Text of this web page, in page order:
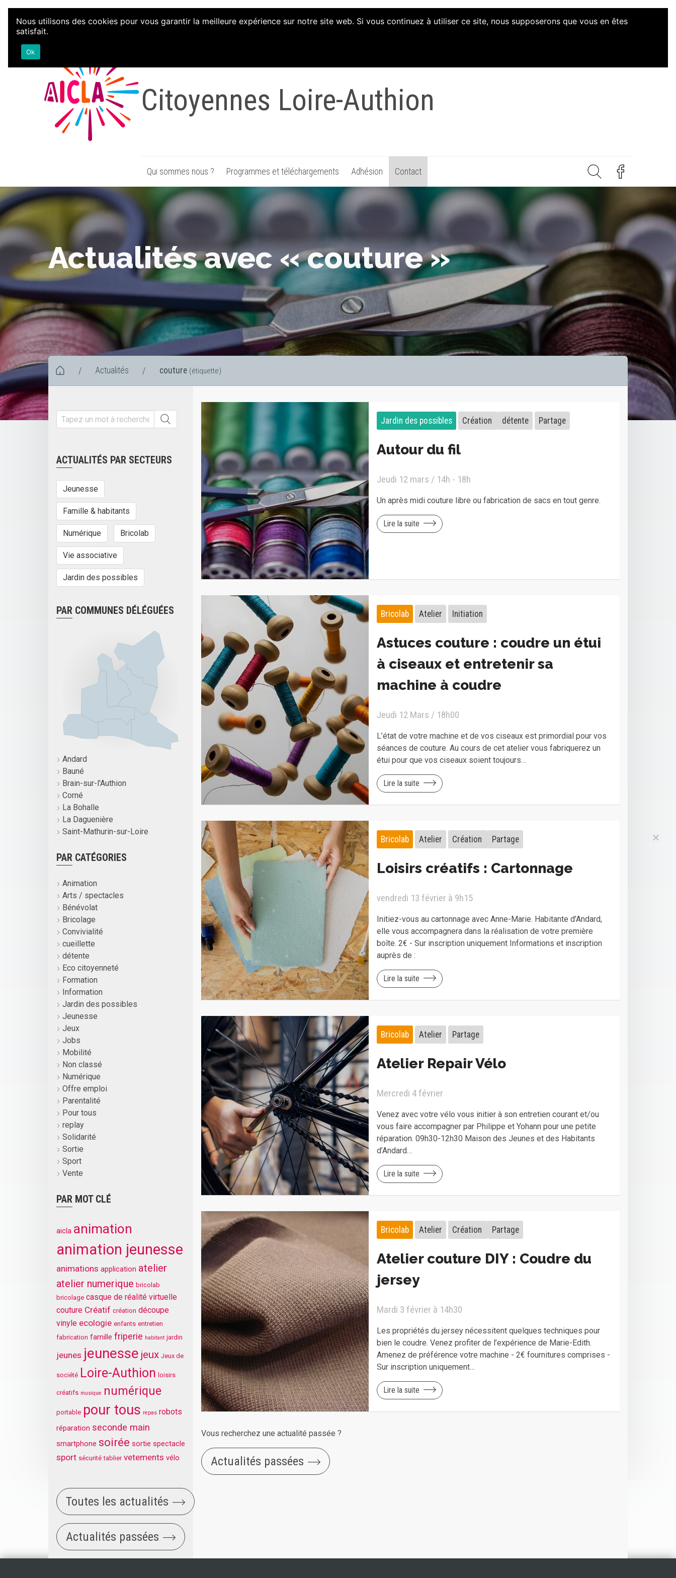
Aller au contenu
Citoyennes Loire-Authion
Qui sommes nous ? Programmes et téléchargements Adhésion Contact
Actualités avec « couture »
/ Actualités / couture (étiquette)
ACTUALITÉS PAR SECTEURS
Jeunesse
Famille & habitants
Numérique Bricolab
Vie associative
Jardin des possibles
PAR COMMUNES DÉLÉGUÉES
Andard
Bauné
Brain-sur-l'Authion
Corné
La Bohalle
La Daguenière
Saint-Mathurin-sur-Loire
PAR CATÉGORIES
Animation
Arts / spectacles
Bénévolat
Bricolage
Convivialité
cueillette
détente
Eco citoyenneté
Formation
Information
Jardin des possibles
Jeunesse
Jeux
Jobs
Mobilité
Non classé
Numérique
Offre emploi
Parentalité
Pour tous
replay
Solidarité
Sortie
Sport
Vente
PAR MOT CLÉ
aicla animation
animation jeunesse
animations application atelier
atelier numerique bricolab
bricolage casque de réalité virtuelle
couture Créatif création découpe
vinyle ecologie enfants entretien
fabrication famille friperie habitant jardin
jeunes jeunesse jeux Jeux de
société Loire-Authion loisirs
créatifs musique numérique
portable pour tous repas robots
réparation seconde main
smartphone soirée sortie spectacle
sport sécurité tablier vetements vélo
Toutes les actualités
Actualités passées
Jardin des possibles Création détente Partage
Autour du fil
Jeudi 12 mars / 14h - 18h
Un après midi couture libre ou fabrication de sacs en tout genre.
Lire la suite
Bricolab Atelier Initiation
Astuces couture : coudre un étui
à ciseaux et entretenir sa
machine à coudre
Jeudi 12 Mars / 18h00
L’état de votre machine et de vos ciseaux est primordial pour vos
séances de couture. Au cours de cet atelier vous fabriquerez un
étui pour que vos ciseaux soient toujours…
Lire la suite
Bricolab Atelier Création Partage
Loisirs créatifs : Cartonnage
vendredi 13 février à 9h15
Initiez-vous au cartonnage avec Anne-Marie. Habitante d’Andard,
elle vous accompagnera dans la réalisation de votre première
boîte. 2€ - Sur inscription uniquement Informations et inscription
auprès de :
Lire la suite
Bricolab Atelier Partage
Atelier Repair Vélo
Mercredi 4 février
Venez avec votre vélo vous initier à son entretien courant et/ou
vous faire accompagner par Philippe et Yohann pour une petite
réparation. 09h30-12h30 Maison des Jeunes et des Habitants
d’Andard…
Lire la suite
Bricolab Atelier Création Partage
Atelier couture DIY : Coudre du
jersey
Mardi 3 février à 14h30
Les propriétés du jersey nécessitent quelques techniques pour
bien le coudre. Venez profiter de l’expérience de Marie-Edith.
Amenez de préférence votre machine - 2€ fournitures comprises -
Sur inscription uniquement…
Lire la suite
Vous recherchez une actualité passée ?
Actualités passées
Nous utilisons des cookies pour vous garantir la meilleure expérience sur notre site web. Si vous continuez à utiliser ce site, nous supposerons que vous en êtes
satisfait.
Ok